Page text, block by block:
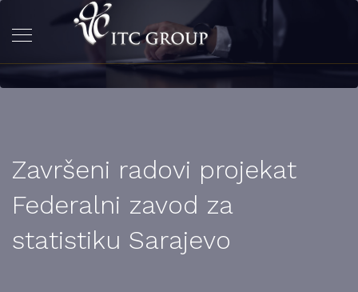
Završeni radovi projekat
Federalni zavod za
statistiku Sarajevo